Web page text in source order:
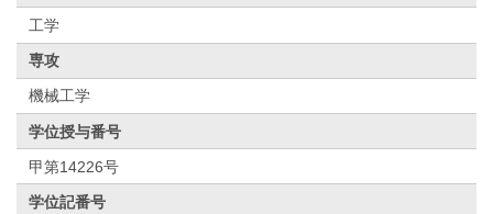
工学
専攻
機械工学
学位授与番号
甲第14226号
学位記番号